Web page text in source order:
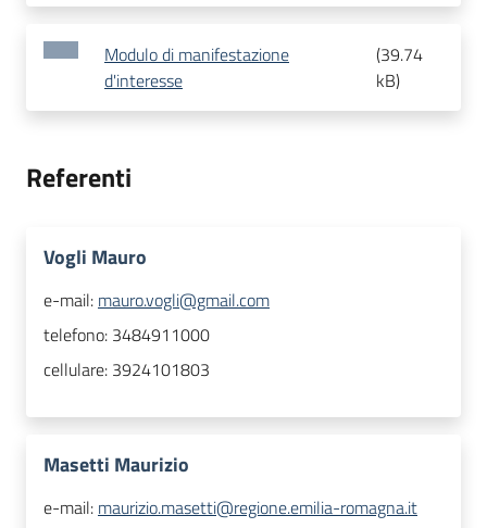
Modulo di manifestazione
d'interesse
(39.74
kB)
Referenti
Vogli Mauro
e-mail: mauro.vogli@gmail.com
telefono: 3484911000
cellulare: 3924101803
Masetti Maurizio
e-mail: maurizio.masetti@regione.emilia-romagna.it